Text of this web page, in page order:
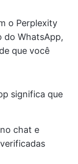
o Perplexity
do WhatsApp,
que você
significa que
chat e